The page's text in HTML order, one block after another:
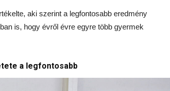
aki szerint a legfontosabb eredmény
is, hogy évről évre egyre több gyermek
a legfontosabb